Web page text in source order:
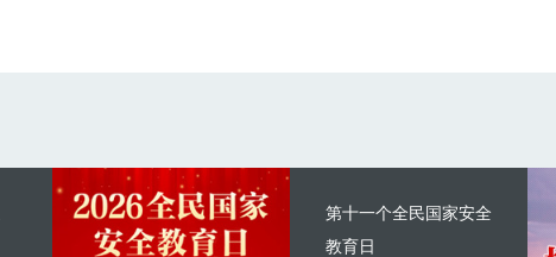
第十一个全民国家安全
教育日